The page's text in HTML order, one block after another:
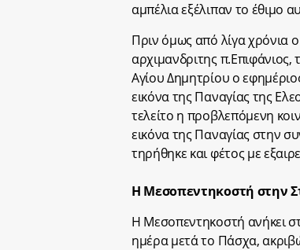
αμπέλια εξέλιπαν το έθιμο
Πριν όμως από λίγα χρόνια
αρχιμανδριτης
Αγίου Δημητρίου ο
εικόνα της Παναγίας της
τελείτο η προβλεπόμενη
εικόνα της Παναγίας στην
τηρήθηκε και φέτος με
Η Μεσοπεντηκοστή στην
Η Μεσοπεντηκοστή ανήκει
ημέρα μετά το Πάσχα,